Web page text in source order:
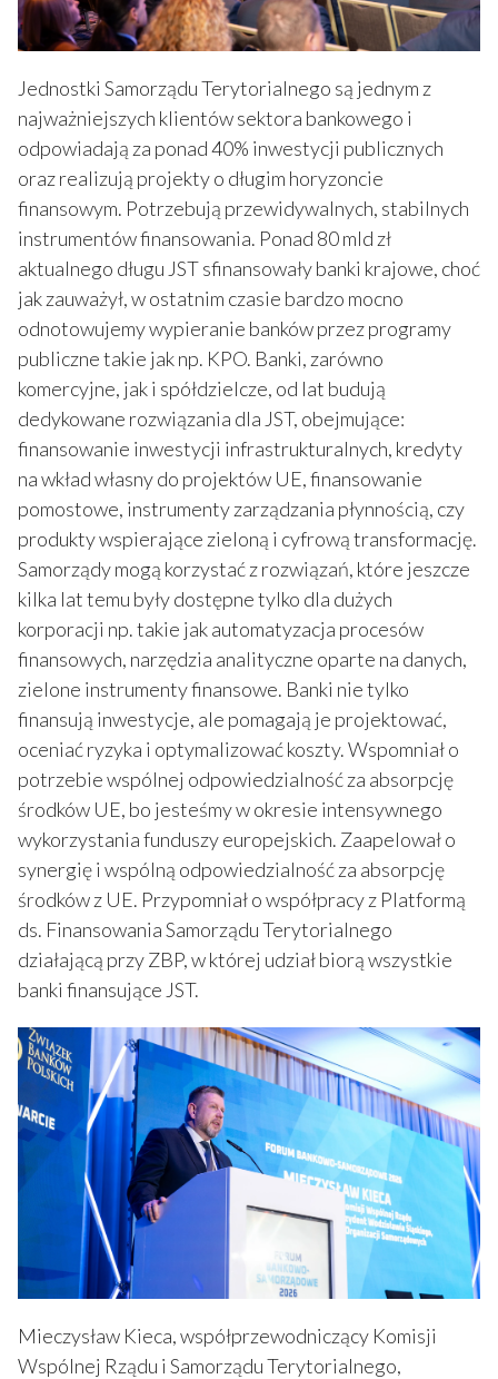
Jednostki Samorządu Terytorialnego są jednym z
najważniejszych klientów sektora bankowego i
odpowiadają za ponad 40% inwestycji publicznych
oraz realizują projekty o długim horyzoncie
finansowym. Potrzebują przewidywalnych, stabilnych
instrumentów finansowania. Ponad 80 mld zł
aktualnego długu JST sfinansowały banki krajowe, choć
jak zauważył, w ostatnim czasie bardzo mocno
odnotowujemy wypieranie banków przez programy
publiczne takie jak np. KPO. Banki, zarówno
komercyjne, jak i spółdzielcze, od lat budują
dedykowane rozwiązania dla JST, obejmujące:
finansowanie inwestycji infrastrukturalnych, kredyty
na wkład własny do projektów UE, finansowanie
pomostowe, instrumenty zarządzania płynnością, czy
produkty wspierające zieloną i cyfrową transformację.
Samorządy mogą korzystać z rozwiązań, które jeszcze
kilka lat temu były dostępne tylko dla dużych
korporacji np. takie jak automatyzacja procesów
finansowych, narzędzia analityczne oparte na danych,
zielone instrumenty finansowe. Banki nie tylko
finansują inwestycje, ale pomagają je projektować,
oceniać ryzyka i optymalizować koszty. Wspomniał o
potrzebie wspólnej odpowiedzialność za absorpcję
środków UE, bo jesteśmy w okresie intensywnego
wykorzystania funduszy europejskich. Zaapelował o
synergię i wspólną odpowiedzialność za absorpcję
środków z UE. Przypomniał o współpracy z Platformą
ds. Finansowania Samorządu Terytorialnego
działającą przy ZBP, w której udział biorą wszystkie
banki finansujące JST.
Mieczysław Kieca, współprzewodniczący Komisji
Wspólnej Rządu i Samorządu Terytorialnego,